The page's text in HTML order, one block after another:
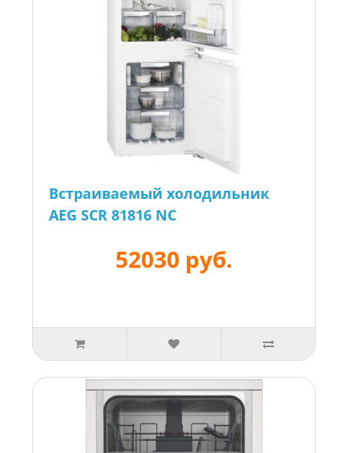
Встраиваемый холодильник
AEG SCR 81816 NC
52030 руб.